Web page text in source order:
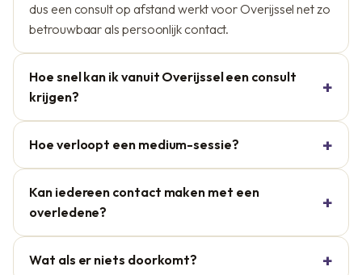
dus een consult op afstand werkt voor Overijssel net zo
betrouwbaar als persoonlijk contact.
Hoe snel kan ik vanuit Overijssel een consult
krijgen?
Hoe verloopt een medium-sessie?
Kan iedereen contact maken met een
overledene?
Wat als er niets doorkomt?